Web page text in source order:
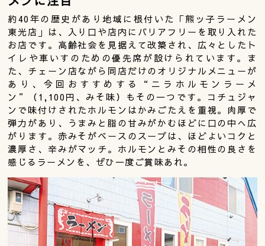
約40年の歴史があり地域に根付いた「熊ッ子ラーメン
東光店」は、入り口や店内にバリアフリーを取り入れた
お店です。高齢社会を見据えて改築され、広々としたト
イレや車いすのための優先席が設けられています。ま
た、チェーン店ながら同店だけのオリジナルメニューが
あり、今回おすすめする“ニラホルモンラーメ
ン”（1,100円、みそ味）もその一つです。コチュジャ
ンで味付けされたホルモンはかみごたえを重視。肉厚で
弾力があり、うまみと脂の甘みがかむほどに口の中へ広
がります。赤みそがベースのスープは、ほどよいコクと
濃厚さ、辛みがマッチ。ホルモンとみその相性の良さを
感じるラーメンを、ぜひ一度ご賞味あれ。